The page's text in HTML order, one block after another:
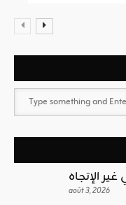
الإتجاه
août 3, 2026